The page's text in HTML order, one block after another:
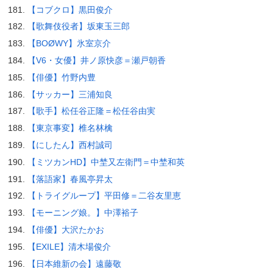
【コブクロ】黒田俊介
【歌舞伎役者】坂東玉三郎
【BOØWY】氷室京介
【V6・女優】井ノ原快彦＝瀬戸朝香
【俳優】竹野内豊
【サッカー】三浦知良
【歌手】松任谷正隆＝松任谷由実
【東京事変】椎名林檎
【にしたん】西村誠司
【ミツカンHD】中埜又左衛門＝中埜和英
【落語家】春風亭昇太
【トライグループ】平田修＝二谷友里恵
【モーニング娘。】中澤裕子
【俳優】大沢たかお
【EXILE】清木場俊介
【日本維新の会】遠藤敬